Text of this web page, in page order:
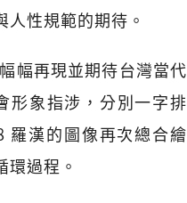
性規範的期待。
幅再現並期待台灣當代
形象指涉，分別一字排
羅漢的圖像再次總合繪
過程。